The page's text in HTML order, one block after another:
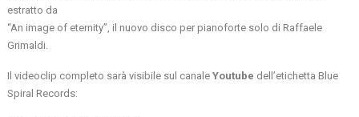
estratto da
“An image of eternity”, il nuovo disco per pianoforte solo di Raffaele
Grimaldi.
Il videoclip completo sarà visibile sul canaleYoutube dell’etichetta Blue
Spiral Records: